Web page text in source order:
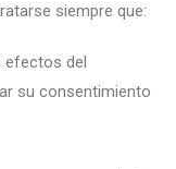
siempre que:
efectos del
su consentimiento